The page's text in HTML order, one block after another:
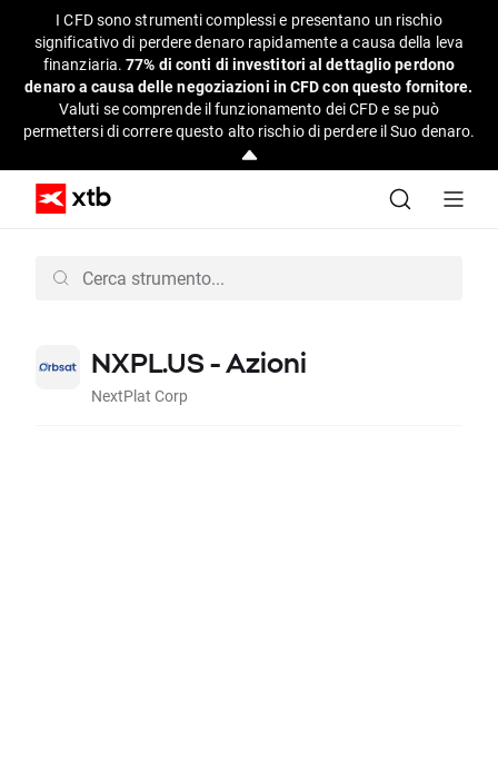
I CFD sono strumenti complessi e presentano un rischio
significativo di perdere denaro rapidamente a causa della leva
finanziaria.77% di conti di investitori al dettaglio perdono
denaro a causa delle negoziazioni in CFD con questo fornitore.
Valuti se comprende il funzionamento dei CFD e se può
permettersi di correre questo alto rischio di perdere il Suo denaro.
NXPL.US - Azioni
NextPlat Corp